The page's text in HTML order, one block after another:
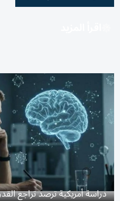
دراسة أمريكية ترصد تراجع